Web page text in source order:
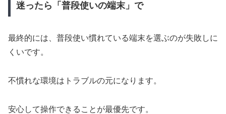
迷ったら「普段使いの端末」で
最終的には、普段使い慣れている端末を選ぶのが失敗しに
くいです。
不慣れな環境はトラブルの元になります。
安心して操作できることが最優先です。